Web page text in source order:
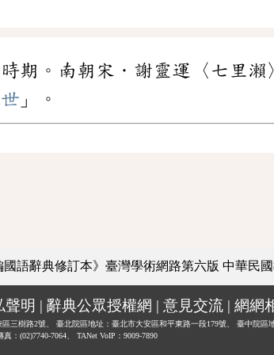
期。南朝宋．謝靈運〈七里
」。
國語辭典修訂本》臺灣學術網路第六版 中華民
聲明 | 辭典公眾授權網 | 意見交流 | 網網
三樹路2號、 臺北院區地址：臺北市大安區和平東路一段179號、
臺中院區
真：(02)7740-7064、 TANet VoIP：9009-7890